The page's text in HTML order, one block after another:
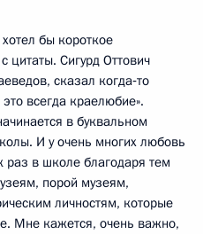
бы короткое
цитаты. Сигурд Оттович
сказал когда‑то
всегда краелюбие».
в буквальном
И у очень многих любовь
раз в школе благодаря тем
порой музеям,
личностям, которые
Мне кажется, очень важно,